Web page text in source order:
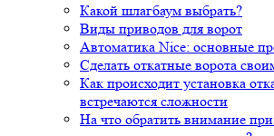
Какой шлагбаум выбрать?
Виды приводов для ворот
Автоматика Nice: основные
Сделать откатные ворота
Как происходит установка
встречаются сложности
На что обратить внимание